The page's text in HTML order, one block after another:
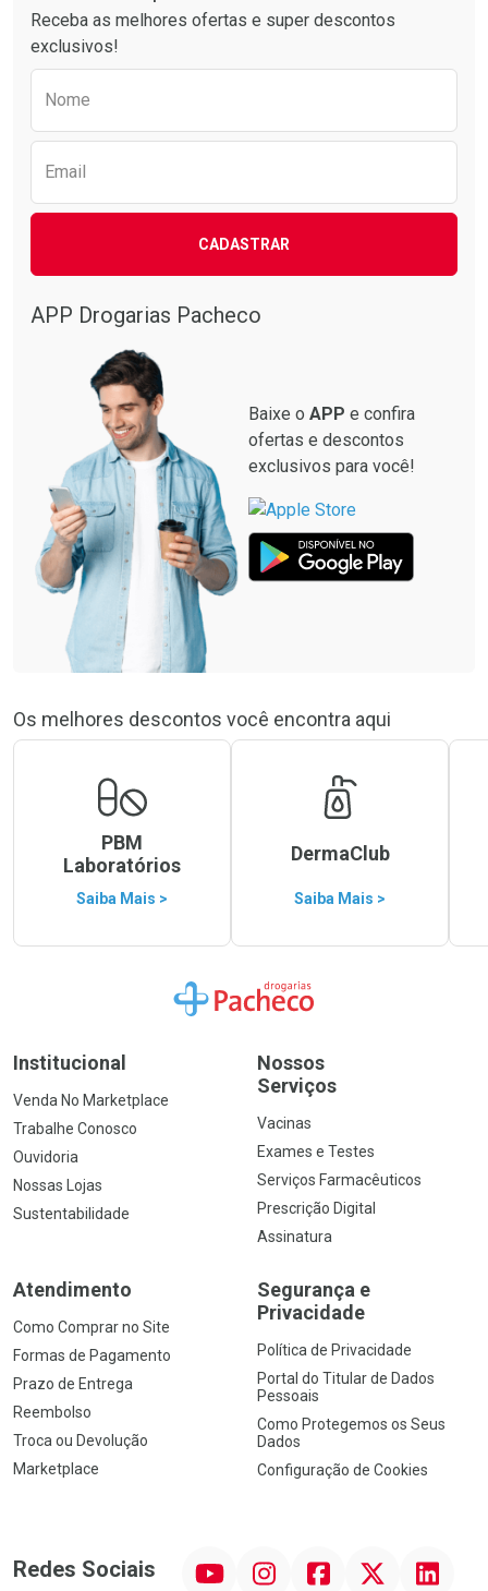
Comprar sem Desconto
Comprar sem Desconto
Comprar sem Desconto
Comprar sem Desconto
Receba as melhores ofertas e super descontos
exclusivos!
Nome
Email
CADASTRAR
APP Drogarias Pacheco
Baixe o APP e confira
ofertas e descontos
exclusivos para você!
Os melhores descontos você encontra aqui
PBM
Laboratórios
Saiba Mais >
DermaClub
Saiba Mais >
Ir para a Home
Institucional
Venda No Marketplace
Trabalhe Conosco
Ouvidoria
Nossas Lojas
Sustentabilidade
Nossos
Serviços
Vacinas
Exames e Testes
Serviços Farmacêuticos
Prescrição Digital
Assinatura
Atendimento
Como Comprar no Site
Formas de Pagamento
Prazo de Entrega
Reembolso
Troca ou Devolução
Marketplace
Segurança e
Privacidade
Política de Privacidade
Portal do Titular de Dados
Pessoais
Como Protegemos os Seus
Dados
Configuração de Cookies
Redes Sociais InstagramFacebookTwitter Linkedin